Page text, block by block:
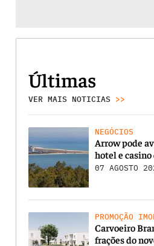
Últimas
VER MAIS NOTICIAS >>
NEGÓCIOS
Arrow pode
hotel e casino
07 AGOSTO
PROMOÇÃO
Carvoeiro
frações do